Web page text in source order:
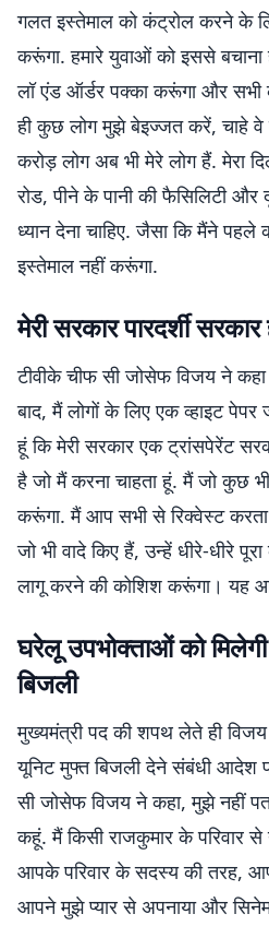
गलत इस्तेमाल को कंट्रोल करने के
करूंगा. हमारे युवाओं को इससे बचाना
लॉ एंड ऑर्डर पक्का करूंगा और सभी
ही कुछ लोग मुझे बेइज्जत करें, चाहे वे
करोड़ लोग अब भी मेरे लोग हैं. मेरा
रोड, पीने के पानी की फैसिलिटी और
ध्यान देना चाहिए. जैसा कि मैंने
इस्तेमाल नहीं करूंगा.
मेरी सरकार पारदर्शी
टीवीके चीफ सी जोसेफ विजय ने
बाद, मैं लोगों के लिए एक व्हाइट पेपर
हूं कि मेरी सरकार एक ट्रांसपेरेंट
है जो मैं करना चाहता हूं. मैं जो कुछ
करूंगा. मैं आप सभी से रिक्वेस्ट
जो भी वादे किए हैं, उन्हें धीरे-धीरे
लागू करने की कोशिश करूंगा। यह
घरेलू उपभोक्ताओं को
बिजली
मुख्यमंत्री पद की शपथ लेते ही
यूनिट मुफ्त बिजली देने संबंधी आदेश
सी जोसेफ विजय ने कहा, मुझे नहीं
कहूं. मैं किसी राजकुमार के परिवार
आपके परिवार के सदस्य की तरह,
आपने मुझे प्यार से अपनाया और